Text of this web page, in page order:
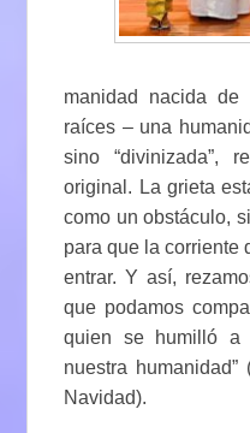
manidad nacida
raíces – una
sino “divinizada”,
original. La grieta
como un obstáculo,
para que la corriente
entrar. Y así,
que podamos
quien se humilló a
nuestra
Navidad).